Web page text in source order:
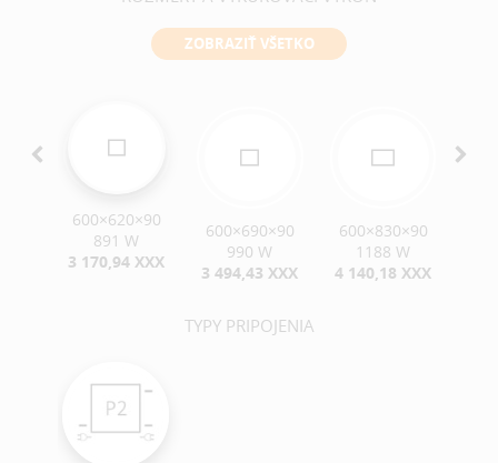
ZOBRAZIŤ VŠETKO
600×620×90
891 W
3 170,94 XXX
600×690×90
990 W
3 494,43 XXX
600×830×90
1188 W
4 140,18 XXX
TYPY PRIPOJENIA